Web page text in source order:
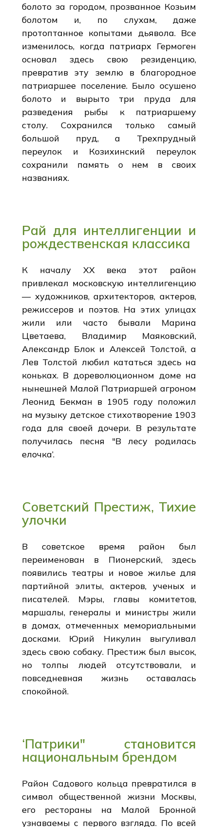
болото за городом, прозванное Козьим
болотом и, по слухам, даже
протоптанное копытами дьявола. Все
изменилось, когда патриарх Гермоген
основал здесь свою резиденцию,
превратив эту землю в благородное
патриаршее поселение. Было осушено
болото и вырыто три пруда для
разведения рыбы к патриаршему
столу. Сохранился только самый
большой пруд, а Трехпрудный
переулок и Козихинский переулок
сохранили память о нем в своих
названиях.
Рай для интеллигенции и
рождественская классика
К началу XX века этот район
привлекал московскую интеллигенцию
— художников, архитекторов, актеров,
режиссеров и поэтов. На этих улицах
жили или часто бывали Марина
Цветаева, Владимир Маяковский,
Александр Блок и Алексей Толстой, а
Лев Толстой любил кататься здесь на
коньках. В дореволюционном доме на
нынешней Малой Патриаршей агроном
Леонид Бекман в 1905 году положил
на музыку детское стихотворение 1903
года для своей дочери. В результате
получилась песня "В лесу родилась
елочка’.
Советский Престиж, Тихие
улочки
В советское время район был
переименован в Пионерский, здесь
появились театры и новое жилье для
партийной элиты, актеров, ученых и
писателей. Мэры, главы комитетов,
маршалы, генералы и министры жили
в домах, отмеченных мемориальными
досками. Юрий Никулин выгуливал
здесь свою собаку. Престиж был высок,
но толпы людей отсутствовали, и
повседневная жизнь оставалась
спокойной.
‘Патрики" становится
национальным брендом
Район Садового кольца превратился в
символ общественной жизни Москвы,
его рестораны на Малой Бронной
узнаваемы с первого взгляда. По всей